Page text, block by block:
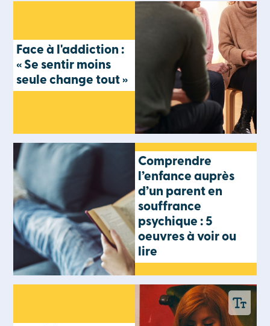
Face à l'addiction :
« Se sentir moins
seule change tout »
Comprendre
l’enfance auprès
d’un parent en
souffrance
psychique : 5
oeuvres à voir ou
lire